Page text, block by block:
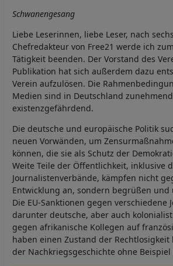
Schwanengesang
Liebe Leserinnen, liebe Leser, nach
Chefredakteur von Free21 werde ich
Tätigkeit beenden. Der Vorstand des
Publikation hat sich außerdem dazu
Verein aufzulösen. Die
Medien sind in Deutschland zunehmend
existenzgefährdend.
Die deutsche und europäische Politik
neuen Vorwänden, um
können, die sie als Schutz der
Weite Teile der Öffentlichkeit, inklusive
Journalistenverbände, kämpfen nicht
Entwicklung an, sondern begrüßen und
Die EU-Sanktionen gegen verschiedene
darunter deutsche, aber auch
gegen afrikanische Kollegen auf
haben einen Zustand der
der Nachkriegsgeschichte ohne Beispiel